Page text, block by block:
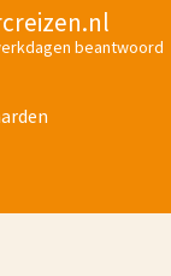
beantwoord